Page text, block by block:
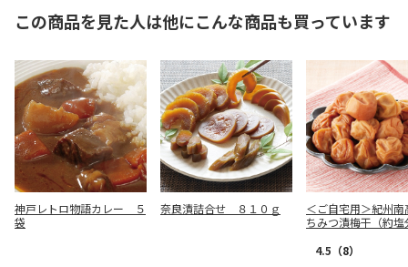
この商品を見た人は他にこんな商品も買っています
神戸レトロ物語カレー ５
袋
奈良漬詰合せ ８１０ｇ
＜ご自宅用＞紀州南
ちみつ漬梅干（約塩
4.5 （8）